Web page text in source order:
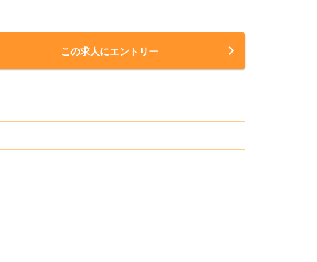
この求人にエントリー